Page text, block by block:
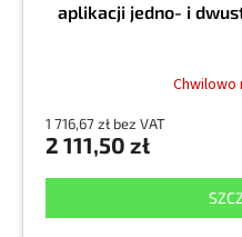
aplikacji jedno- i
1 716,67 zł bez VAT
2 111,50 zł